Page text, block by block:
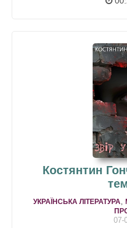
Костянтин
УКРАЇНСЬКА ЛІТЕРАТУРА
07-